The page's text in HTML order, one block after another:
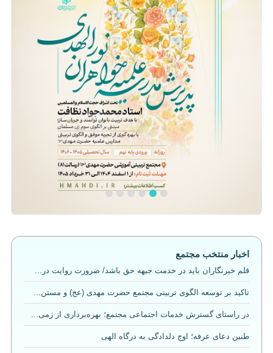
اخبار منتخب مجتمع
قلم خبرنگاران باید در خدمت جبهه حق باشد/ ضرورت روایت در...
تاکید بر توسعه الگوی تربیتی مجتمع حضرت مهدی (عج) و مستن...
در راستای گسترش خدمات اجتماعی مجتمع؛ بهره‌برداری از زمی...
طنین دعای عرفه؛ اوج دلدادگی به درگاه الهی